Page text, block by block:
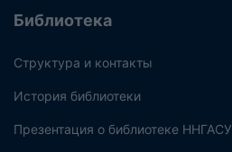
Библиотека
Структура и контакты
История библиотеки
Презентация о библиотеке ННГАСУ